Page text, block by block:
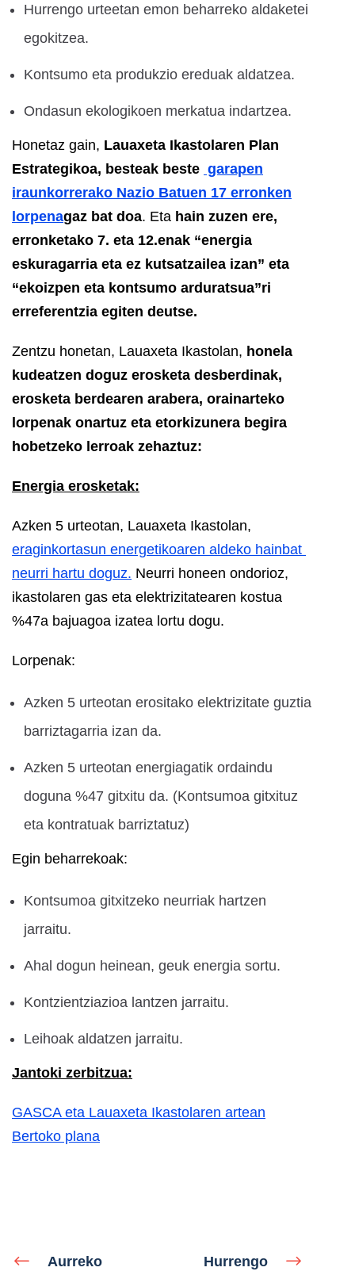
Hurrengo urteetan emon beharreko aldaketei
egokitzea.
Kontsumo eta produkzio ereduak aldatzea.
Ondasun ekologikoen merkatua indartzea.
Honetaz gain, Lauaxeta Ikastolaren Plan
Estrategikoa, besteak beste garapen
iraunkorrerako Nazio Batuen 17 erronken
lorpenagaz bat doa. Eta hain zuzen ere,
erronketako 7. eta 12.enak “energia
eskuragarria eta ez kutsatzailea izan” eta
“ekoizpen eta kontsumo arduratsua”ri
erreferentzia egiten deutse.
Zentzu honetan, Lauaxeta Ikastolan, honela
kudeatzen doguz erosketa desberdinak,
erosketa berdearen arabera, orainarteko
lorpenak onartuz eta etorkizunera begira
hobetzeko lerroak zehaztuz:
Energia erosketak:
Azken 5 urteotan, Lauaxeta Ikastolan,
eraginkortasun energetikoaren aldeko hainbat
neurri hartu doguz. Neurri honeen ondorioz,
ikastolaren gas eta elektrizitatearen kostua
%47a bajuagoa izatea lortu dogu.
Lorpenak:
Azken 5 urteotan erositako elektrizitate guztia
barriztagarria izan da.
Azken 5 urteotan energiagatik ordaindu
doguna %47 gitxitu da. (Kontsumoa gitxituz
eta kontratuak barriztatuz)
Egin beharrekoak:
Kontsumoa gitxitzeko neurriak hartzen
jarraitu.
Ahal dogun heinean, geuk energia sortu.
Kontzientziazioa lantzen jarraitu.
Leihoak aldatzen jarraitu.
Jantoki zerbitzua:
GASCA eta Lauaxeta Ikastolaren artean
Bertoko plana
Aurreko Hurrengo